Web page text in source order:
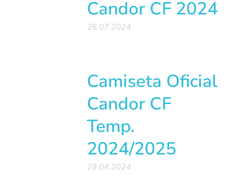
Candor CF 2024
26.07.2024
Camiseta Oficial
Candor CF
Temp.
2024/2025
29.04.2024